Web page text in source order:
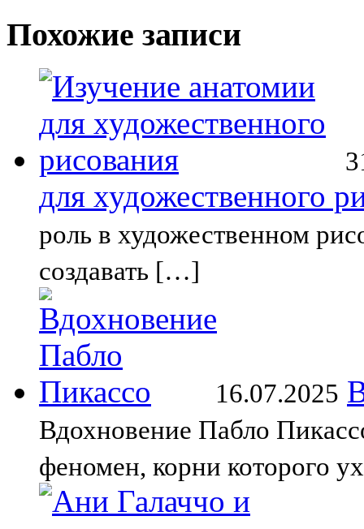
Похожие записи
для художественного
роль в художественном
создавать […]
16.07.2025
Вдохновение Пабло
феномен, корни которого